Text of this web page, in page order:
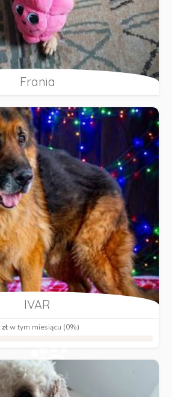
Frania
IVAR
w tym miesiącu (0%)